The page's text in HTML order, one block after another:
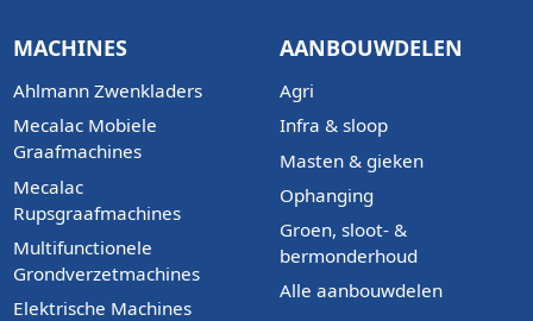
MACHINES
Ahlmann Zwenkladers
Mecalac Mobiele
Graafmachines
Mecalac
Rupsgraafmachines
Multifunctionele
Grondverzetmachines
Elektrische Machines
AANBOUWDELEN
Agri
Infra & sloop
Masten & gieken
Ophanging
Groen, sloot- &
bermonderhoud
Alle aanbouwdelen